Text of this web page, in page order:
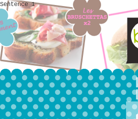
Sentence 1